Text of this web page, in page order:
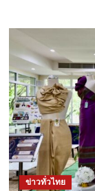
ข่าวทั่วไทย